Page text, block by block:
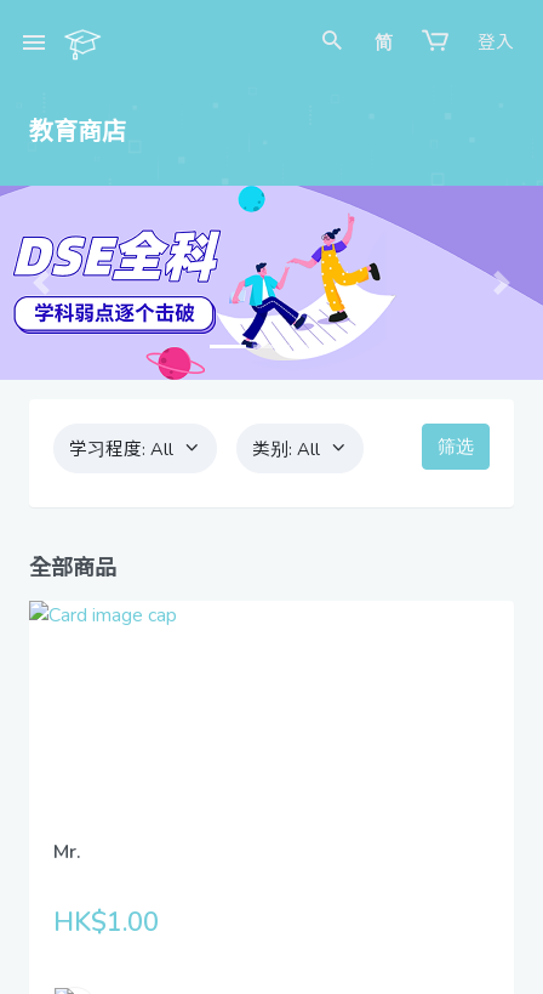
简 登入
教育商店
Previous Next
学习程度: All 类别: All 筛选
全部商品
Mr.
HK$1.00